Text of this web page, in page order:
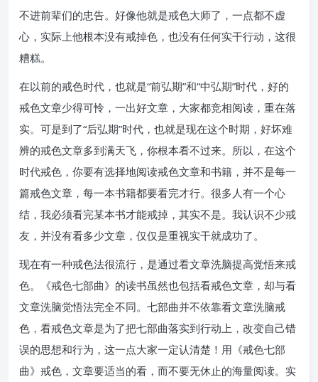
不进前辈们的忠告。好像他就是戒色大师了，一点都不虚
心，实际上他根本没有戒掉色，也没有任何实干行动，这很
糟糕。
在以前的戒色时代，也就是“前弘期”和“中弘期”时代，好的
戒色文章少得可怜，一出好文章，大家都竞相阅读，重在落
实。可是到了“后弘期”时代，也就是现在这个时期，好坏难
辨的戒色文章多到满天飞，你根本看不过来。所以，在这个
时代戒色，你要有选择地阅读戒色文章和书籍，并不是每一
篇戒色文章，每一本书籍都要看完才行。很多人有一个心
结，我必须看完某本书才能戒掉，其实不是。我认识不少戒
友，并没有看多少文章，仅仅是重视实干就成功了。
现在有一种戒色法很流行，是通过看文章洗脑提高觉悟来戒
色。《戒色七部曲》的读书虽然也包括看戒色文章，却与看
文章洗脑觉悟法完全不同。七部曲并不依靠看文章洗脑戒
色，看戒色文章是为了把七部曲落实到行动上，改变自己错
误的思想和行为，这一点大家一定认清楚！用《戒色七部
曲》戒色，文章要适当的看，而不要无休止的海量阅读。实